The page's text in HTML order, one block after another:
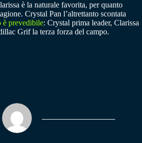
è la naturale favorita, per quanto
Crystal Pan l’altrettanto scontata
è prevedibile: Crystal prima leader, Clarissa
Grif la terza forza del campo.